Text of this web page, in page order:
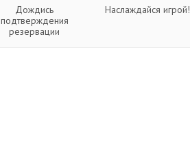
Дождись
подтверждения
резервации
Наслаждайся игрой!